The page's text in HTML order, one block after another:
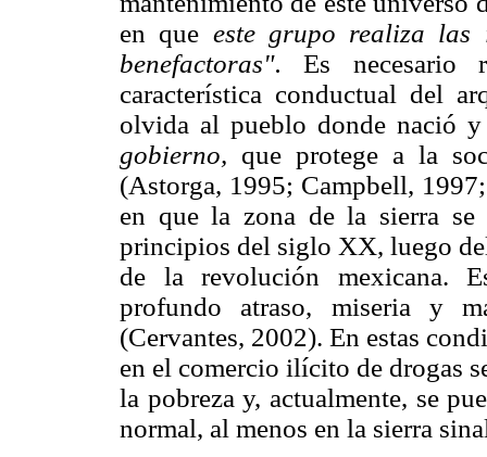
en que este grupo realiza las
benefactoras".Es necesario
característica conductual del
olvida al pueblo donde nació
gobierno, que protege a la
(Astorga, 1995; Campbell,
en que la zona de la sierra se
principios del siglo XX, luego
de la revolución mexicana.
profundo atraso, miseria y
(Cervantes, 2002). En estas
en el comercio ilícito de drogas
la pobreza y, actualmente, se
normal, al menos en la sierra